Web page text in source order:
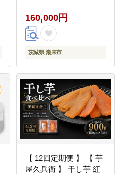
菜定期便 季節の野菜 セ
ット 有機栽培 EM農法
産地直送 新鮮 野菜ボッ
クス ギフト 家庭用 茨
160,000円
茨城県 潮来市
【 12回定期便 】 【 芋
屋久兵衛 】 干し芋 紅